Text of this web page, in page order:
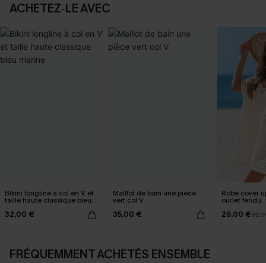
ACHETEZ‑LE AVEC
Bikini longline à col en V et
taille haute classique bleu
32,00 €
Maillot de bain une pièce
vert col V
35,00 €
Robe cover
ourlet fendu
29,00 €
FRÉQUEMMENT ACHETÉS ENSEMBLE